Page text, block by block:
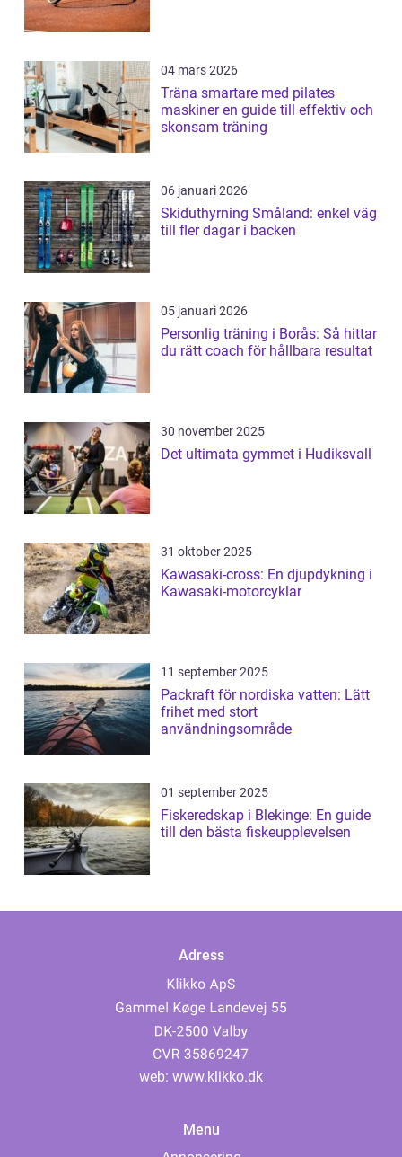
04 mars 2026
Träna smartare med pilates
maskiner en guide till effektiv och
skonsam träning
06 januari 2026
Skiduthyrning Småland: enkel väg
till fler dagar i backen
05 januari 2026
Personlig träning i Borås: Så hittar
du rätt coach för hållbara resultat
30 november 2025
Det ultimata gymmet i Hudiksvall
31 oktober 2025
Kawasaki-cross: En djupdykning i
Kawasaki-motorcyklar
11 september 2025
Packraft för nordiska vatten: Lätt
frihet med stort
användningsområde
01 september 2025
Fiskeredskap i Blekinge: En guide
till den bästa fiskeupplevelsen
Adress
web: www.klikko.dk
Menu